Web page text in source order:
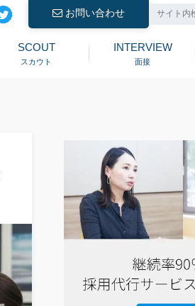
お問い合わせ
スカウト
SCOUT
面接
INTERVIEW